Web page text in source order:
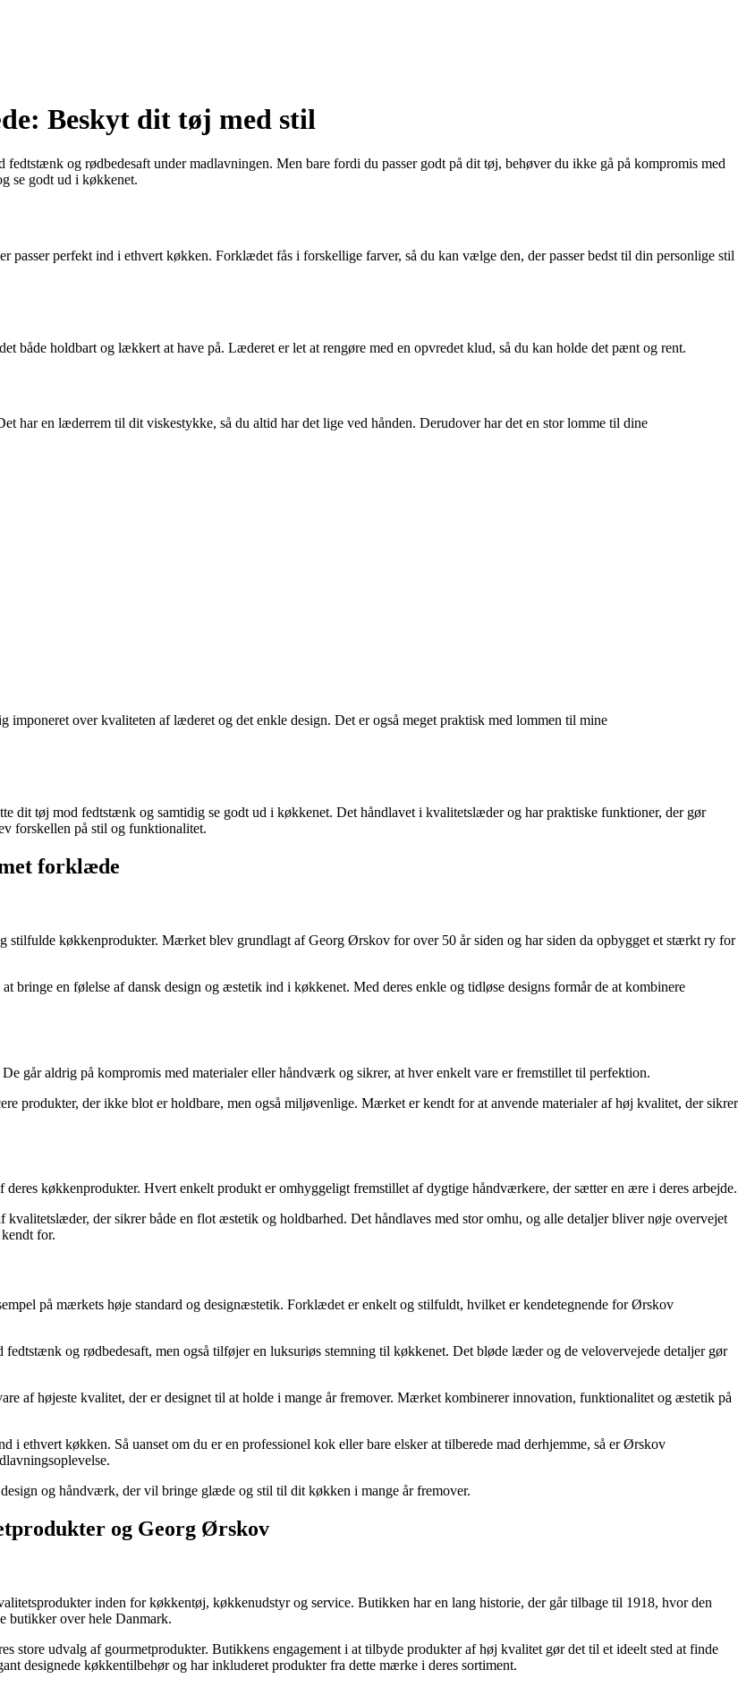
Beskyt dit tøj med stil
og rødbedesaft under madlavningen. Men bare fordi du passer godt på dit tøj, behøver du ikke gå på kompromis med
se godt ud i køkkenet.
perfekt ind i ethvert køkken. Forklædet fås i forskellige farver, så du kan vælge den, der passer bedst til din personlige stil
holdbart og lækkert at have på. Læderet er let at rengøre med en opvredet klud, så du kan holde det pænt og rent.
har en læderrem til dit viskestykke, så du altid har det lige ved hånden. Derudover har det en stor lomme til dine
over kvaliteten af læderet og det enkle design. Det er også meget praktisk med lommen til mine
dit tøj mod fedtstænk og samtidig se godt ud i køkkenet. Det håndlavet i kvalitetslæder og har praktiske funktioner, der gør
forskellen på stil og funktionalitet.
forklæde
stilfulde køkkenprodukter. Mærket blev grundlagt af Georg Ørskov for over 50 år siden og har siden da opbygget et stærkt ry for
bringe en følelse af dansk design og æstetik ind i køkkenet. Med deres enkle og tidløse designs formår de at kombinere
går aldrig på kompromis med materialer eller håndværk og sikrer, at hver enkelt vare er fremstillet til perfektion.
produkter, der ikke blot er holdbare, men også miljøvenlige. Mærket er kendt for at anvende materialer af høj kvalitet, der sikrer
køkkenprodukter. Hvert enkelt produkt er omhyggeligt fremstillet af dygtige håndværkere, der sætter en ære i deres arbejde.
der sikrer både en flot æstetik og holdbarhed. Det håndlaves med stor omhu, og alle detaljer bliver nøje overvejet
for.
på mærkets høje standard og designæstetik. Forklædet er enkelt og stilfuldt, hvilket er kendetegnende for Ørskov
og rødbedesaft, men også tilføjer en luksuriøs stemning til køkkenet. Det bløde læder og de velovervejede detaljer gør
af højeste kvalitet, der er designet til at holde i mange år fremover. Mærket kombinerer innovation, funktionalitet og æstetik på
ethvert køkken. Så uanset om du er en professionel kok eller bare elsker at tilberede mad derhjemme, så er Ørskov
og håndværk, der vil bringe glæde og stil til dit køkken i mange år fremover.
og Georg Ørskov
inden for køkkentøj, køkkenudstyr og service. Butikken har en lang historie, der går tilbage til 1918, hvor den
butikker over hele Danmark.
store udvalg af gourmetprodukter. Butikkens engagement i at tilbyde produkter af høj kvalitet gør det til et ideelt sted at finde
designede køkkentilbehør og har inkluderet produkter fra dette mærke i deres sortiment.